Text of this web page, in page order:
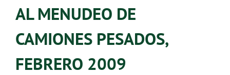
AL MENUDEO DE
CAMIONES PESADOS,
FEBRERO 2009